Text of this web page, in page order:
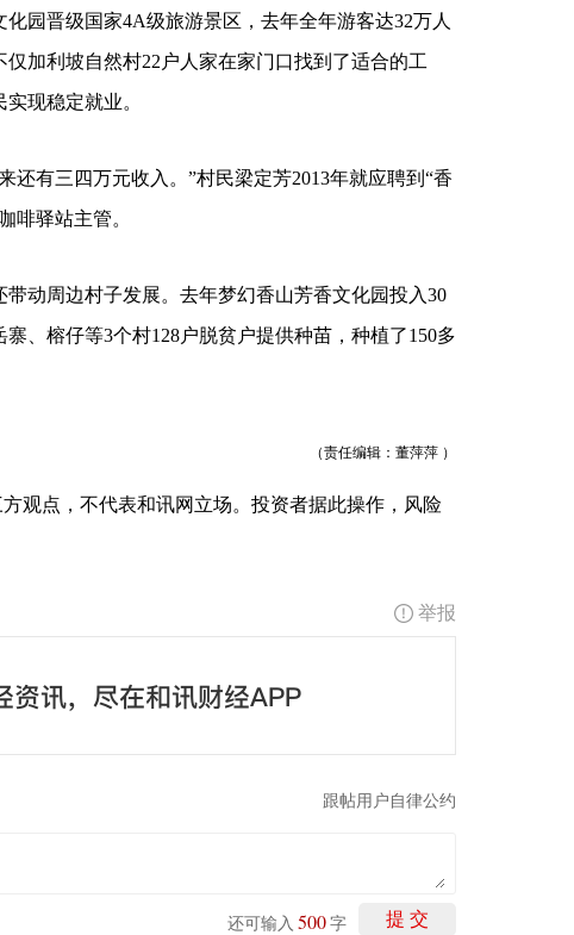
园晋级国家4A级旅游景区，去年全年游客达32万人
加利坡自然村22户人家在家门口找到了适合的工
现稳定就业。
还有三四万元收入。”村民梁定芳2013年就应聘到“香
啡驿站主管。
动周边村子发展。去年梦幻香山芳香文化园投入30
、榕仔等3个村128户脱贫户提供种苗，种植了150多
（责任编辑：董萍萍 ）
观点，不代表和讯网立场。投资者据此操作，风险
举报
跟帖用户自律公约
提 交
还可输入 500 字